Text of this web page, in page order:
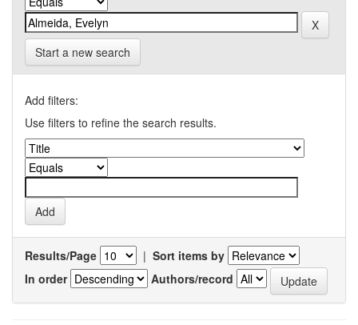
Start a new search
Add filters:
Use filters to refine the search results.
Results/Page | Sort items by
In order
Authors/record